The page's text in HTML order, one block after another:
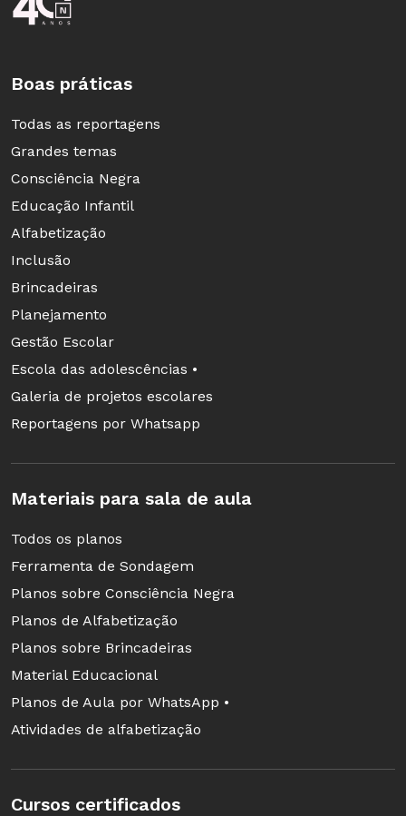
Boas práticas
Todas as reportagens
Grandes temas
Consciência Negra
Educação Infantil
Alfabetização
Inclusão
Brincadeiras
Planejamento
Gestão Escolar
Escola das adolescências •
Galeria de projetos escolares
Reportagens por Whatsapp
Materiais para sala de aula
Todos os planos
Ferramenta de Sondagem
Planos sobre Consciência Negra
Planos de Alfabetização
Planos sobre Brincadeiras
Material Educacional
Planos de Aula por WhatsApp •
Atividades de alfabetização
Cursos certificados